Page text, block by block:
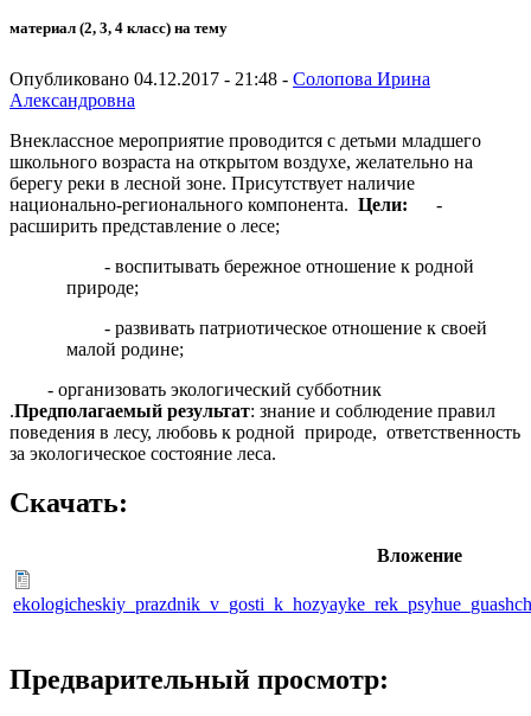
материал (2, 3, 4 класс) на тему
Опубликовано 04.12.2017 - 21:48 - Солопова Ирина
Александровна
Внеклассное мероприятие проводится с детьми младшего
школьного возраста на открытом воздухе, желательно на
берегу реки в лесной зоне. Присутствует наличие
национально-регионального компонента. Цели:
-
расширить представление о лесе;
- воспитывать бережное отношение к родной
природе;
- развивать патриотическое отношение к своей
малой родине;
- организовать экологический субботник
.Предполагаемый результат: знание и соблюдение правил
поведения в лесу, любовь к родной природе, ответственность
за экологическое состояние леса.
Скачать:
Вложение
Предварительный просмотр: